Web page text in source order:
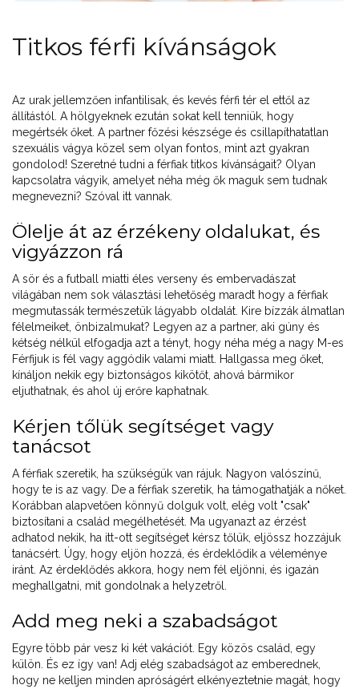
Titkos férfi kívánságok
Az urak jellemzően infantilisak, és kevés férfi tér el ettől az
állítástól. A hölgyeknek ezután sokat kell tenniük, hogy
megértsék őket. A partner főzési készsége és csillapíthatatlan
szexuális vágya közel sem olyan fontos, mint azt gyakran
gondolod! Szeretné tudni a férfiak titkos kívánságait? Olyan
kapcsolatra vágyik, amelyet néha még ők maguk sem tudnak
megnevezni? Szóval itt vannak.
Ölelje át az érzékeny oldalukat, és
vigyázzon rá
A sör és a futball miatti éles verseny és embervadászat
világában nem sok választási lehetőség maradt hogy a férfiak
megmutassák természetük lágyabb oldalát. Kire bízzák álmatlan
félelmeiket, önbizalmukat? Legyen az a partner, aki gúny és
kétség nélkül elfogadja azt a tényt, hogy néha még a nagy M-es
Férfijuk is fél vagy aggódik valami miatt. Hallgassa meg őket,
kínáljon nekik egy biztonságos kikötőt, ahová bármikor
eljuthatnak, és ahol új erőre kaphatnak.
Kérjen tőlük segítséget vagy
tanácsot
A férfiak szeretik, ha szükségük van rájuk. Nagyon valószínű,
hogy te is az vagy. De a férfiak szeretik, ha támogathatják a nőket.
Korábban alapvetően könnyű dolguk volt, elég volt "csak"
biztosítani a család megélhetését. Ma ugyanazt az érzést
adhatod nekik, ha itt-ott segítséget kérsz tőlük, eljössz hozzájuk
tanácsért. Úgy, hogy eljön hozzá, és érdeklődik a véleménye
iránt. Az érdeklődés akkora, hogy nem fél eljönni, és igazán
meghallgatni, mit gondolnak a helyzetről.
Add meg neki a szabadságot
Egyre több pár vesz ki két vakációt. Egy közös család, egy
külön. És ez így van! Adj elég szabadságot az emberednek,
hogy ne kelljen minden apróságért elkényeztetnie magát, hogy